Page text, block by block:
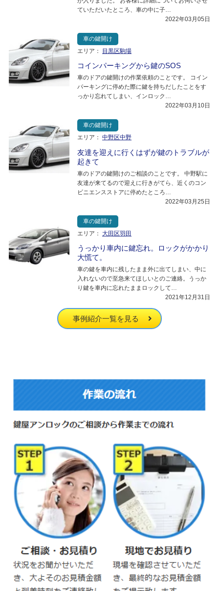
ていただいたところ、車の中に子…
2022年03月05日
車の鍵開け
エリア：
目黒区駒場
コインパーキングから鍵のSOS
車のドアの鍵開けの作業依頼のことです。 コイン
パーキングに停めた際に鍵を持ちだしたことをす
っかり忘れてしまい、インロック…
2022年03月10日
車の鍵開け
エリア： 中野区中野
友達を迎えに行くはずが鍵のトラブルが
起きて
車のドアの鍵開けのご相談のことです。 中野駅に
友達が来てるので迎えに行きがてら、近くのコン
ビニエンスストアに停めたところ…
2022年03月25日
車の鍵開け
エリア： 大田区羽田
うっかり車内に鍵忘れ。ロックがかかり
大慌て。
車の鍵を車内に残したまま外に出てしまい、中に
入れないので至急来てほしいとのご連絡。うっか
り鍵を車内に忘れたままロックして…
2021年12月31日
事例紹介一覧を見る